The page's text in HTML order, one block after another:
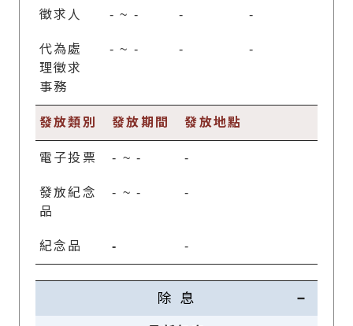
徵求人 - ~ - - -
代為處
理徵求
事務
- ~ - - -
發放類別 發放期間 發放地點
電子投票 - ~- -
發放紀念
品
- ~- -
紀念品 - -
除 息